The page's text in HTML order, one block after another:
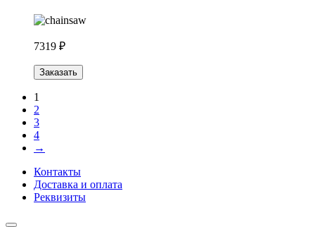
7319 ₽
Заказать
1
2
3
4
→
Контакты
Доставка и оплата
Реквизиты